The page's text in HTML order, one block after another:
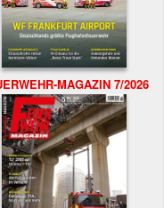
MAGAZIN 7/2026